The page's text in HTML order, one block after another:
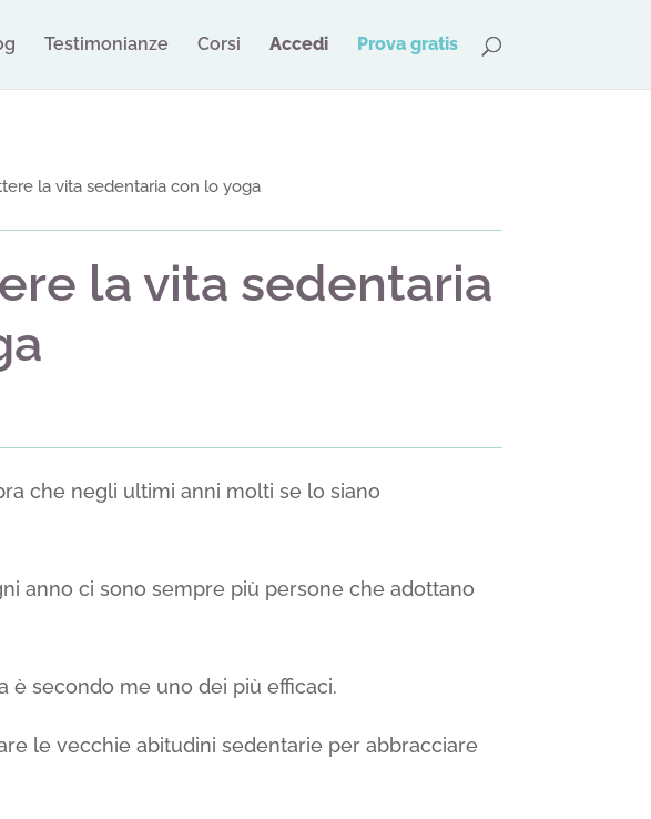
Testimonianze Corsi Accedi Prova gratis
la vita sedentaria con lo yoga
la vita sedentaria
che negli ultimi anni molti se lo siano
anno ci sono sempre più persone che adottano
è secondo me uno dei più efficaci.
le vecchie abitudini sedentarie per abbracciare